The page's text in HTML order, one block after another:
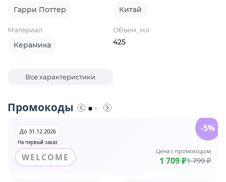
Гарри Поттер Китай
Материал
Керамика
Объем, мл
425
Все характеристики
Промокоды
На первый заказ
До 31.12.2026
WELCOME
Цена с промокодом
1 709 ₽1 799 ₽
-5%